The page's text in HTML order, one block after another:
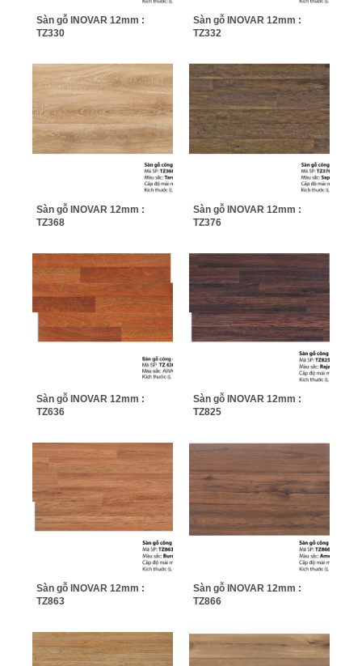
Sàn gỗ INOVAR 12mm :
TZ330
Sàn gỗ INOVAR 12mm :
TZ332
Sàn gỗ INOVAR 12mm :
TZ368
Sàn gỗ INOVAR 12mm :
TZ376
Sàn gỗ INOVAR 12mm :
TZ636
Sàn gỗ INOVAR 12mm :
TZ825
Sàn gỗ INOVAR 12mm :
TZ863
Sàn gỗ INOVAR 12mm :
TZ866